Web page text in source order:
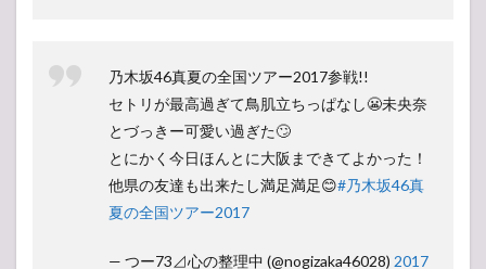
乃木坂46真夏の全国ツアー2017参戦!!
セトリが最高過ぎて鳥肌立ちっぱなし😬未央奈
とづっきー可愛い過ぎた🙄
とにかく今日ほんとに大阪まできてよかった！
他県の友達も出来たし満足満足😊#乃木坂46真
夏の全国ツアー2017
— つー73⊿心の整理中 (@nogizaka46028) 2017